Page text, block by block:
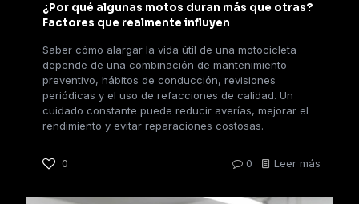
¿Por qué algunas motos duran más que otras?
Factores que realmente influyen
Saber cómo alargar la vida útil de una motocicleta
depende de una combinación de mantenimiento
preventivo, hábitos de conducción, revisiones
periódicas y el uso de refacciones de calidad. Un
cuidado constante puede reducir averías, mejorar el
rendimiento y evitar reparaciones costosas.
0 0 Leer más